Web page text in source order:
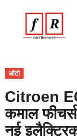
ऑटो
Citroen
कमाल
नई